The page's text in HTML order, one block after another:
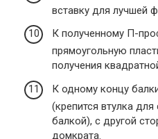
вставку для лучшей
К полученному П-
прямоугольную
получения
К одному концу
(крепится втулка
балкой), с другой
домкрата.